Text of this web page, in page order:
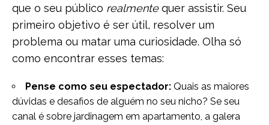
que o seu público realmentequer assistir. Seu
primeiro objetivo é ser útil, resolver um
problema ou matar uma curiosidade. Olha só
como encontrar esses temas:
Pense como seu espectador: Quais as maiores
dúvidas e desafios de alguém no seu nicho? Se seu
canal é sobre jardinagem em apartamento, a galera